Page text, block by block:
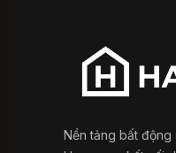
Nền tảng bất động